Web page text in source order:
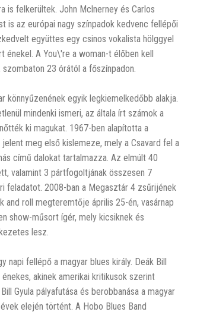
is felkerültek. John Mclnerney és Carlos
is az európai nagy színpadok kedvenc fellépői
együttes egy csinos vokalista hölggyel
énekel. A You\'re a woman-t élőben kell
23 órától a főszínpadon.
könnyűzenének egyik legkiemelkedőbb alakja.
mindenki ismeri, az általa írt számok a
ki magukat. 1967-ben alapította a
meg első kislemeze, mely a Csavard fel a
című dalokat tartalmazza. Az elmúlt 40
valamint 3 pártfogoltjának összesen 7
feladatot. 2008-ban a Megasztár 4 zsűrijének
and roll megteremtője április 25-én, vasárnap
show-műsort ígér, mely kicsiknek és
lesz.
napi fellépő a magyar blues király. Deák Bill
akinek amerikai kritikusok szerint
Gyula pályafutása és berobbanása a magyar
elején történt. A Hobo Blues Band